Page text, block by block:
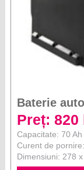
Baterie
Preț: 820
Capacitate: 70 Ah
Curent de
Dimensiuni: 278